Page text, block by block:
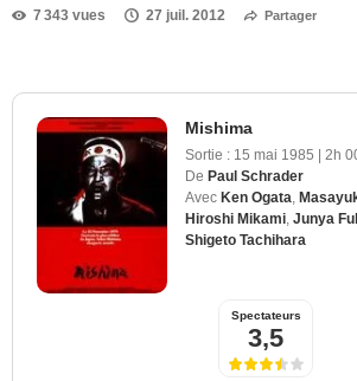
7 343 vues 27 juil. 2012 Partager
Mishima
Sortie : 15 mai 1985 | 2h
De Paul Schrader
Avec Ken Ogata
Hiroshi Mikami Junya
Shigeto Tachihara
Spectateurs
3,5